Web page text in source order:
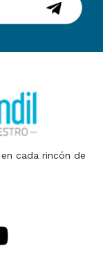
cada rincón de